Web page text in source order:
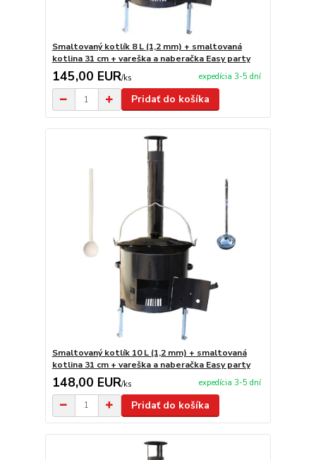
Smaltovaný kotlík 8 L (1,2 mm) + smaltovaná
kotlina 31 cm + vareška a naberačka Easy party
145,00 EUR/ks expedícia 3-5 dní
Pridať do košíka
Smaltovaný kotlík 10 L (1,2 mm) + smaltovaná
kotlina 31 cm + vareška a naberačka Easy party
148,00 EUR/ks expedícia 3-5 dní
Pridať do košíka